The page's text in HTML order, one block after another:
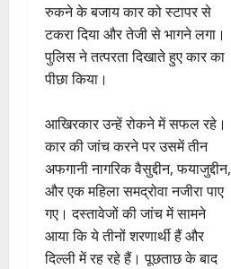
रुकने के बजाय कार को स्टापर से
टकरा दिया और तेजी से भागने लगा।
पुलिस ने तत्परता दिखाते हुए कार का
पीछा किया।
आखिरकार उन्हें रोकने में सफल रहे।
कार की जांच करने पर उसमें तीन
अफगानी नागरिक वैसुद्दीन, फयाजुद्दीन,
और एक महिला समद्रोवा नजीरा पाए
गए। दस्तावेजों की जांच में सामने
आया कि ये तीनों शरणार्थी हैं और
दिल्ली में रह रहे हैं। पूछताछ के बाद